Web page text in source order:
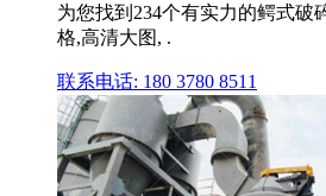
为您找到234个有实力的鳄式破
格,高清大图, .
联系电话: 180 3780 8511